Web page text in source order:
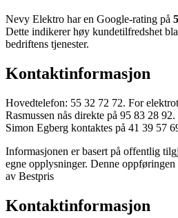
Nevy Elektro har en Google-rating på
Dette indikerer høy kundetilfredshet
bedriftens tjenester.
Kontaktinformasjon
Hovedtelefon: 55 32 72 72. For
Rasmussen nås direkte på 95 83 28
Simon Egberg kontaktes på 41 39 57
Informasjonen er basert på offentlig
egne opplysninger. Denne
av Bestpris
Kontaktinformasjon